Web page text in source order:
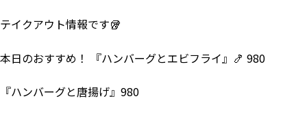
テイクアウト情報です🥡
本日のおすすめ！ 『ハンバーグとエビフライ』🍤 980
『ハンバーグと唐揚げ』980